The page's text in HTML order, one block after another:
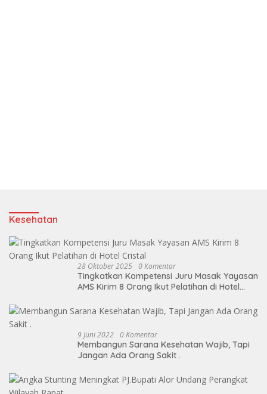
Kesehatan
28 Oktober 2025 0 Komentar
Tingkatkan Kompetensi Juru Masak Yayasan
AMS Kirim 8 Orang Ikut Pelatihan di Hotel
9 Juni 2022 0 Komentar
Membangun Sarana Kesehatan Wajib, Tapi
Jangan Ada Orang Sakit .